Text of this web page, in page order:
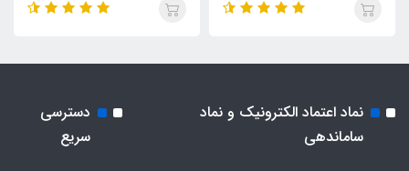
نماد اعتماد الکترونیک و نماد
ساماندهی
دسترسی
سریع